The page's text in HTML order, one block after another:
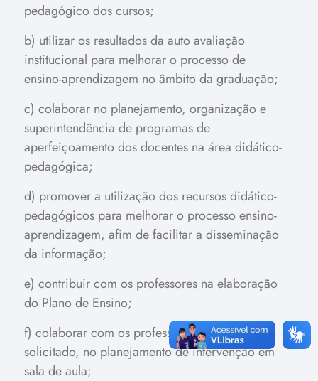
pedagógico dos cursos;
b) utilizar os resultados da auto avaliação
institucional para melhorar o processo de
ensino-aprendizagem no âmbito da graduação;
c) colaborar no planejamento, organização e
superintendência de programas de
aperfeiçoamento dos docentes na área didático-
pedagógica;
d) promover a utilização dos recursos didático-
pedagógicos para melhorar o processo ensino-
aprendizagem, afim de facilitar a disseminação
da informação;
e) contribuir com os professores na elaboração
do Plano de Ensino;
f) colaborar com os professores, sempre que
solicitado, no planejamento de intervenção em
sala de aula;